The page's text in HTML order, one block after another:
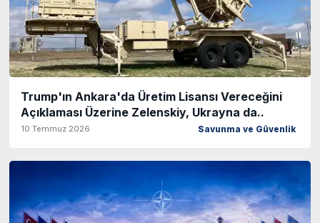
Trump'ın Ankara'da Üretim Lisansı Vereceğini
Açıklaması Üzerine Zelenskiy, Ukrayna da..
10 Temmuz 2026 Savunma ve Güvenlik